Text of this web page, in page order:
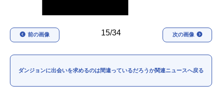
15/34
前の画像 次の画像
ダンジョンに出会いを求めるのは間違っているだろうか関連ニュースへ戻る